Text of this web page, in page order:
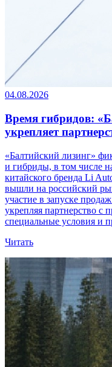
04.08.2026
Время гибридов:
укрепляет
«Балтийский лизинг»
и гибриды, в том числе
китайского бренда Li
вышли на российский
участие в запуске
укрепляя партнерство с
специальные условия и
Читать